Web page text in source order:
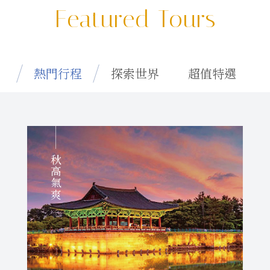
Featured Tours
熱門行程 探索世界 超值特選
秋高氣爽